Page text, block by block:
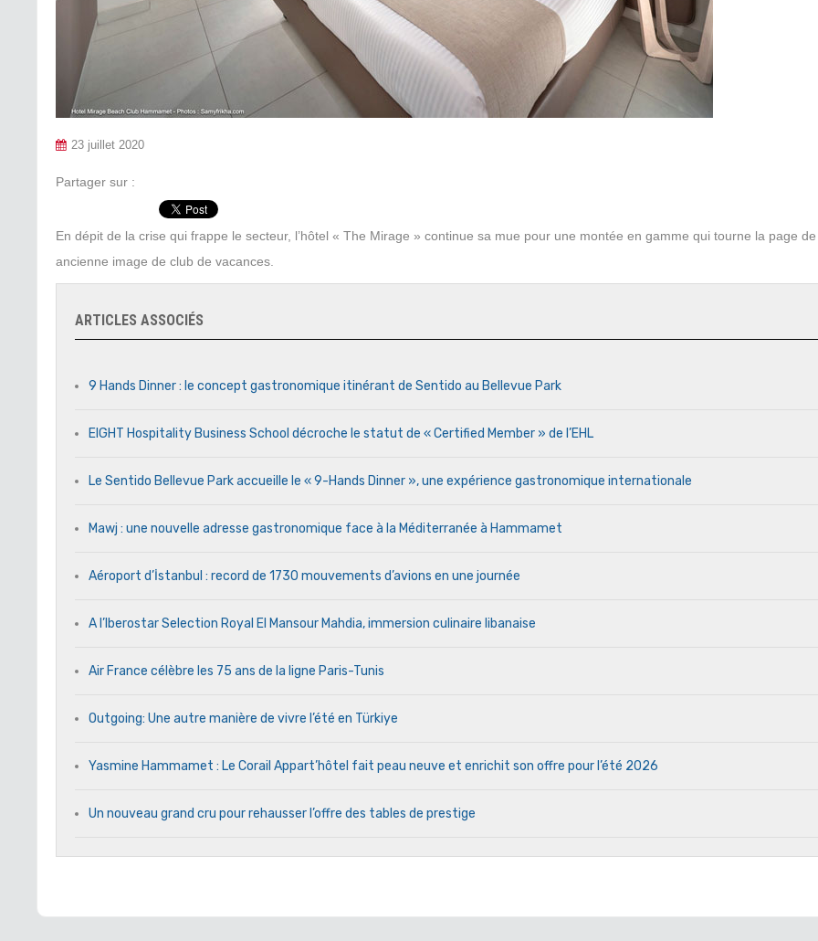
23 juillet 2020
Partager sur :
En dépit de la crise qui frappe le secteur, l’hôtel « The Mirage » continue sa mue pour une montée en gamme qui tourne la page
ancienne image de club de vacances.
ARTICLES ASSOCIÉS
9 Hands Dinner : le concept gastronomique itinérant de Sentido au Bellevue Park
EIGHT Hospitality Business School décroche le statut de « Certified Member » de l’EHL
Le Sentido Bellevue Park accueille le « 9-Hands Dinner », une expérience gastronomique internationale
Mawj : une nouvelle adresse gastronomique face à la Méditerranée à Hammamet
Aéroport d’İstanbul : record de 1730 mouvements d’avions en une journée
A l’Iberostar Selection Royal El Mansour Mahdia, immersion culinaire libanaise
Air France célèbre les 75 ans de la ligne Paris-Tunis
Outgoing: Une autre manière de vivre l’été en Türkiye
Yasmine Hammamet : Le Corail Appart’hôtel fait peau neuve et enrichit son offre pour l’été 2026
Un nouveau grand cru pour rehausser l’offre des tables de prestige